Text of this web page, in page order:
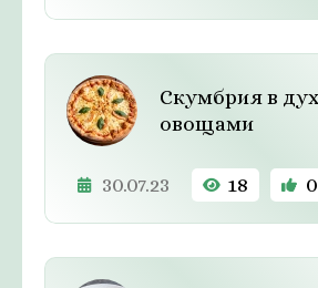
Скумбрия в
овощами
30.07.23 18 0